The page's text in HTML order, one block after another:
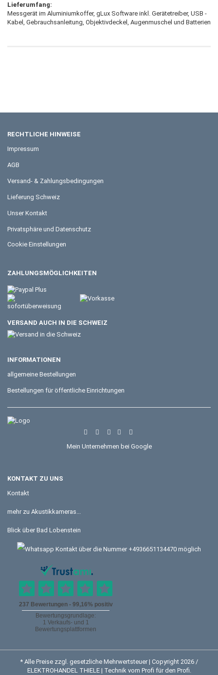
Lieferumfang:
Messgerät im Aluminiumkoffer, gLux Software inkl. Gerätetreiber, USB -
Kabel, Gebrauchsanleitung, Objektivdeckel, Augenmuschel und Batterien
RECHTLICHE HINWEISE
Impressum
AGB
Versand- & Zahlungsbedingungen
Lieferung Schweiz
Unser Kontakt
Privatsphäre und Datenschutz
Cookie Einstellungen
ZAHLUNGSMÖGLICHKEITEN
VERSAND AUCH IN DIE SCHWEIZ
INFORMATIONEN
allgemeine Bestellungen
Bestellungen für öffentliche Einrichtungen
Mein Unternehmen bei Google
KONTAKT ZU UNS
Kontakt
mehr zu Akustikkameras...
Blick über Bad Lobenstein
* Alle Preise zzgl. gesetzliche Mehrwertsteuer | Copyright 2026 /
ELEKTROHANDEL THIELE | Technik vom Profi für den Profi.